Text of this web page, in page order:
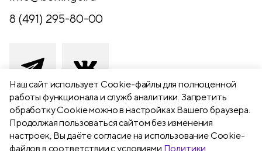
Наш сайт использует Сookie-файлы для полноценной
работы функционала и служб аналитики. Запретить
обработку Cookie можно в настройках Вашего браузера.
Продолжая пользоваться сайтом без изменения
настроек, Вы даёте согласие на использование Cookie-
файлов в соответствии с условиями Политики
Обратная связь
Канцелярские принадлежности
Чертежные принадлежности
Хобби и творчество
Презентационное оборудование
Школьный текстиль
Бумажная продукция
8 (491) 295-80-00
391111 Рязанская обл., Рыбновский р-
н,
г. Рыбное, ул. Берёзовая, 13а